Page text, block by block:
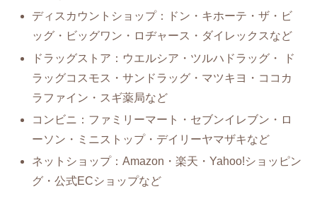
ディスカウントショップ：ドン・キホーテ・ザ・ビ
ッグ・ビッグワン・ロヂャース・ダイレックスなど
ドラッグストア：ウエルシア・ツルハドラッグ・ ド
ラッグコスモス・サンドラッグ・マツキヨ・ココカ
ラファイン・スギ薬局など
コンビニ：ファミリーマート・セブンイレブン・ロ
ーソン・ミニストップ・デイリーヤマザキなど
ネットショップ：Amazon・楽天・Yahoo!ショッピン
グ・公式ECショップなど